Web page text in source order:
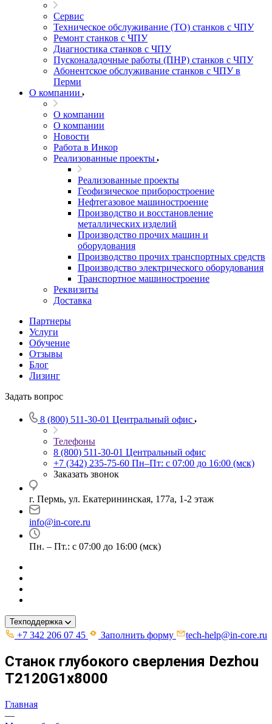
Сервис
Техническое обслуживание (ТО) станков с ЧПУ
Ремонт станков с ЧПУ
Диагностика станков с ЧПУ
Пусконаладочные работы (ПНР) станков с ЧПУ
Абонентское обслуживание станков с ЧПУ в
Перми
О компании
О компании
О компании
Новости
Работа в Инкор
Реализованные проекты
Реализованные проекты
Геофизическое приборостроение
Нефтегазовое машиностроение
Производство и восстановление
металлических изделий
Производство прочих машин и
оборудования
Производство прочих транспортных средств
Производство электрического оборудования
Транспортное машиностроение
Реквизиты
Доставка
Партнеры
Услуги
Обучение
Отзывы
Блог
Лизинг
Задать вопрос
8 (800) 511-30-01 Центральный офис
Телефоны
8 (800) 511-30-01 Центральный офис
+7 (342) 235-75-60 Пн–Пт: с 07:00 до 16:00 (мск)
Заказать звонок
г. Пермь, ул. ​Екатерининская, 177а, ​1-2 этаж
info@in-core.ru
Пн. – Пт.: с 07:00 до 16:00 (мск)
Техподдержка
+7 342 206 07 45 Заполнить форму tech-help@in-core.ru
Станок глубокого сверления Dezhou
Т2120G1x8000
Главная
—